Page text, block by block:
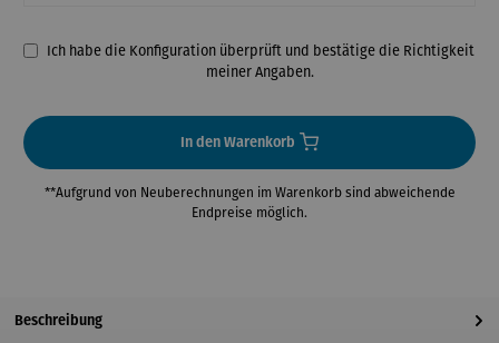
Ich habe die Konfiguration überprüft und bestätige die Richtigkeit
meiner Angaben.
In den Warenkorb
**Aufgrund von Neuberechnungen im Warenkorb sind abweichende
Endpreise möglich.
Beschreibung